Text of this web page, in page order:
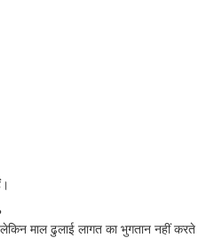
माल ढुलाई लागत का भुगतान नहीं करते